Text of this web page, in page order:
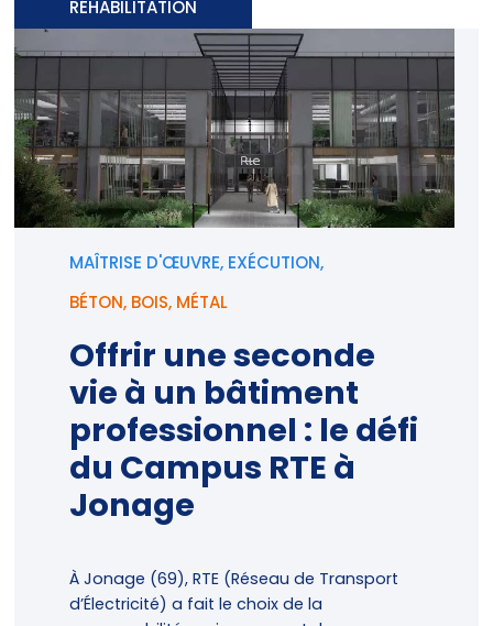
RÉHABILITATION
MAÎTRISE D'ŒUVRE, EXÉCUTION,
BÉTON, BOIS, MÉTAL
Offrir une seconde
vie à un bâtiment
professionnel : le défi
du Campus RTE à
Jonage
À Jonage (69), RTE (Réseau de Transport
d’Électricité) a fait le choix de la